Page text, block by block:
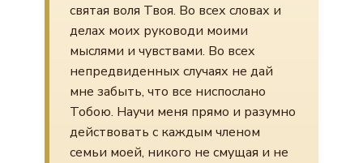
святая воля Твоя. Во всех словах и
делах моих руководи моими
мыслями и чувствами. Во всех
непредвиденных случаях не дай
мне забыть, что все ниспослано
Тобою. Научи меня прямо и разумно
действовать с каждым членом
семьи моей, никого не смущая и не